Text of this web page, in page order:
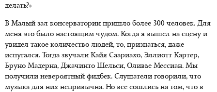
делать?»
В Малый зал консерватории пришло более 300 человек. Для
меня это было настоящим чудом. Когда я вышел на сцену и
увидел такое количество людей, то, признаться, даже
испугался. Тогда звучали Кайя Саариахо, Эллиотт Картер,
Бруно Мадерна, Джачинто Шельси, Оливье Мессиан. Мы
получили невероятный фидбек. Слушатели говорили, что
музыка для них непривычна. Но все сошлись на том, что в